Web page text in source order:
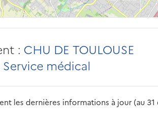
: CHU DE TOULOUSE
Service médical
les dernières informations à jour (au